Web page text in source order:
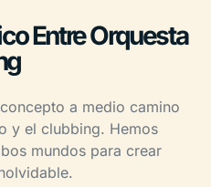
Entre Orquesta
a medio camino
y el clubbing. Hemos
mundos para crear